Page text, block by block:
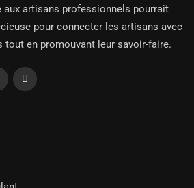
aux artisans professionnels pourrait
pour connecter les artisans avec
tout en promouvant leur savoir-faire.